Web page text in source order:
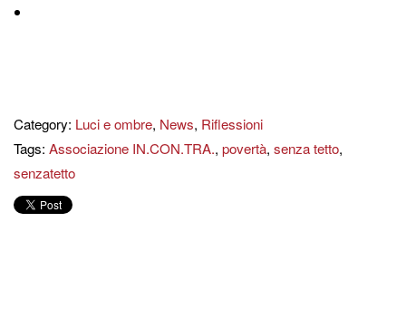
Category: Luci e ombre, News, Riflessioni
Tags: Associazione IN.CON.TRA., povertà, senza tetto,
senzatetto